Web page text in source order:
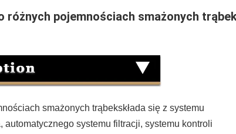
pojemnościach smażonych
smażonych trąbekskłada się z systemu
systemu filtracji, systemu kontroli